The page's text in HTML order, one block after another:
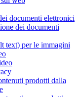
documenti elettronici
dei documenti
text) per le immagini
prodotti dalla